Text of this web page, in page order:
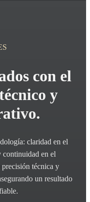
con el
y
claridad en el
continuidad en el
técnica y
un resultado